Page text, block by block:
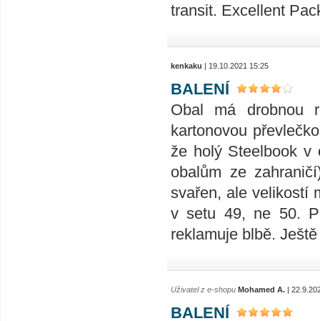
transit. Excellent
kenkaku | 19.10.2021 15:25
BALENÍ
Obal má drobnou
kartonovou
že holý Steelbook v
obalům ze
svařen, ale velikostí
v setu 49, ne 50.
reklamuje blbě.
Uživatel z e-shopu Mohamed A. |
BALENÍ